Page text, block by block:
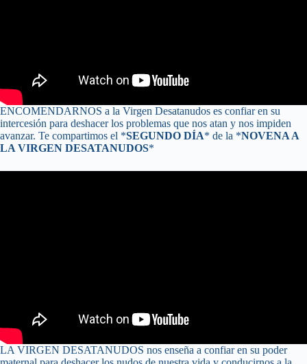
ENCOMENDARNOS a la Virgen Desatanudos es confiar en su
intercesión para deshacer los problemas que nos atan y nos impiden
avanzar. Te compartimos el *SEGUNDO DÍA* de la *NOVENA A
LA VIRGEN DESATANUDOS*
LA VIRGEN DESATANUDOS nos enseña a confiar en su poder